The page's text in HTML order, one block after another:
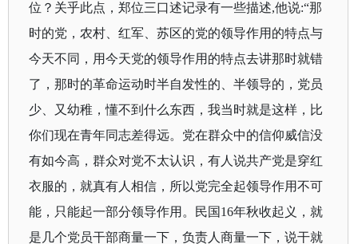
位？关乎此点，郑位三口述记录有一些描述,他说:“那
时的党，农村、红军、苏区的党的领导作用的特点与
今天不同，用今天党的领导作用的特点去讲那时就错
了，那时的革命运动时半自发性的、半领导的，党员
少、又幼稚，懂不到什么东西，我当时就是这样，比
你们现在青年同志差得远。党在群众中的信仰威信没
有如今高，群众对党不太认识，有人说共产党是穿红
衣服的，就真有人相信，所以党完全起领导作用不可
能，只能起一部分领导作用。民国 16年秋收起义，就
是几个党员干部商量一下，负责人商量一下，说干就